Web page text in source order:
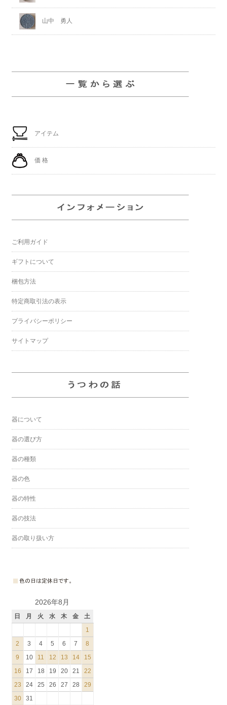
山中 勇人
アイテム
価 格
ご利用ガイド
ギフトについて
梱包方法
特定商取引法の表示
プライバシーポリシー
サイトマップ
器について
器の選び方
器の種類
器の色
器の特性
器の技法
器の取り扱い方
2026年8月
日 月 火 水 木 金
土
1
2
3 4 5 6 7
8
9
10 11 12 13 14
15
16
17 18 19 20 21
22
23
24 25 26 27 28
29
30
31